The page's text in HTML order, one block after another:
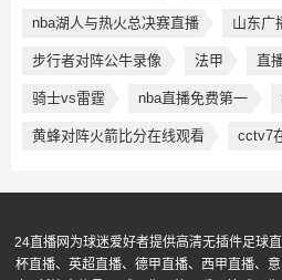
nba湖人与热火总决赛直播 山东广
步行者对阵公牛录像 法甲 直
骑士vs雷霆 nba直播免费第一
黄蜂对阵火箭比分在线观看 cctv7
24直播网为球迷爱好者提供高清无插件足球
杯直播、英超直播、德甲直播、西甲直播、